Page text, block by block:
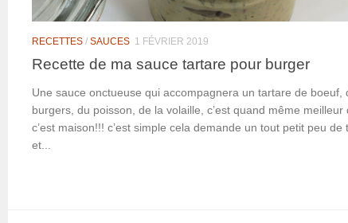
RECETTES / SAUCES 1 FÉVRIER 2019
Recette de ma sauce tartare pour burger
Une sauce onctueuse qui accompagnera un tartare de boeuf,
burgers, du poisson, de la volaille, c’est quand même meilleur
c’est maison!!! c’est simple cela demande un tout petit peu de
et...